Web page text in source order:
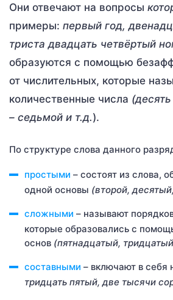
Они отвечают на вопросы
примеры: первый год,
триста двадцать четвёртый
образуются с помощью
от числительных, которые
количественные числа
– седьмой и т.д.).
По структуре слова данного
простыми – состоят из слова,
одной основы (второй,
сложными – называют
которые образовались с
основ (пятнадцатый,
составными – включают в себя
тридцать пятый, две тысячи